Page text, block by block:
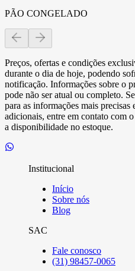
PÃO CONGELADO
Preços, ofertas e condições
durante o dia de hoje, podendo
notificação. Informações sobre o
pode não ser atual ou completo.
para as informações mais
adicionais, entre em contato com
a disponibilidade no estoque.
Institucional
Início
Sobre nós
Blog
SAC
Fale conosco
(31) 98457-0065